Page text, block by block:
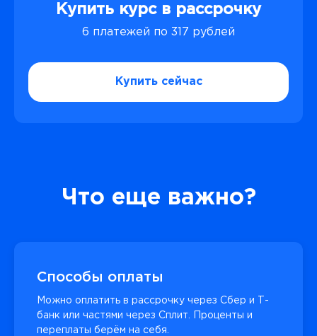
Купить курс в рассрочку
6 платежей по 317 рублей
Купить сейчас
Что еще важно?
Способы оплаты
Можно оплатить в рассрочку через Сбер и Т-
банк или частями через Сплит. Проценты и
переплаты берём на себя.